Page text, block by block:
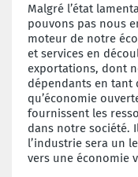
Malgré l’état
pouvons pas nous
moteur de notre
et services en
exportations, dont
dépendants en tant
qu’économie
fournissent les
dans notre société.
l’industrie sera un
vers une économie